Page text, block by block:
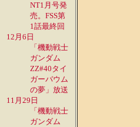
NT1月号発
売。FSS第
1話最終回
12月6日
「機動戦士
ガンダム
ZZ#40タイ
ガーバウム
の夢」放送
11月29日
「機動戦士
ガンダム